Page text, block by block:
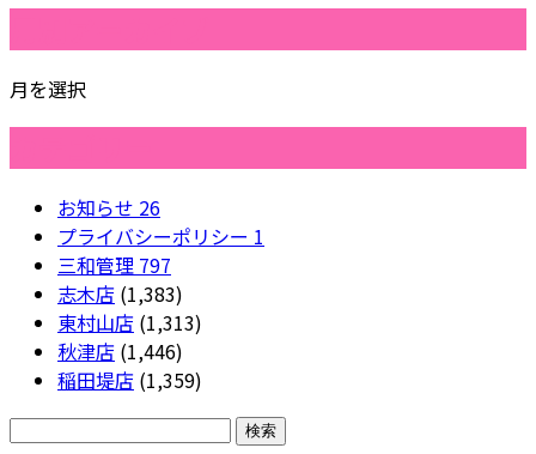
月を選択
お知らせ 26
プライバシーポリシー 1
三和管理 797
志木店 (1,383)
東村山店 (1,313)
秋津店 (1,446)
稲田堤店 (1,359)